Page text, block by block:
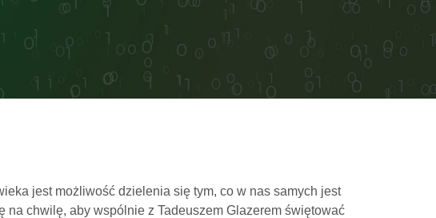
jest możliwość dzielenia się tym, co w nas samych jest
chwilę, aby wspólnie z Tadeuszem Glazerem świętować